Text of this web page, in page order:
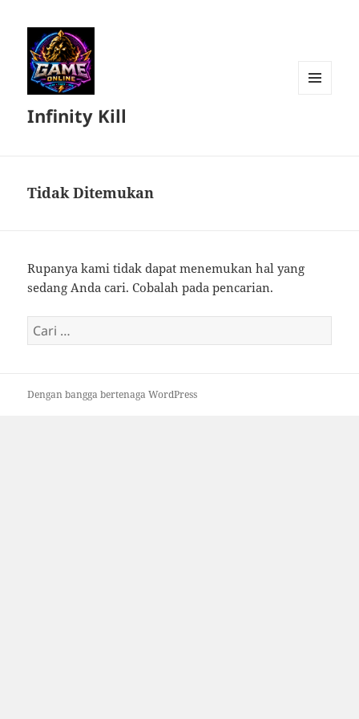
Infinity Kill
Tidak Ditemukan
Rupanya kami tidak dapat menemukan hal yang
sedang Anda cari. Cobalah pada pencarian.
Cari
untuk:
Dengan bangga bertenaga WordPress